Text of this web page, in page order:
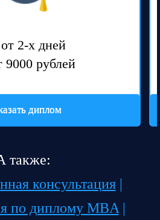
от 2-х дней
9000 рублей
диплом
также:
консультация|
по диплому MBA |